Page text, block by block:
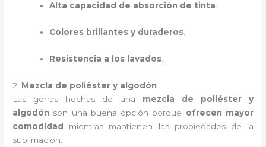
Alta capacidad de absorción de tinta.
Colores brillantes y duraderos.
Resistencia a los lavados.
2. Mezcla de poliéster y algodón
Las gorras hechas de una mezcla de poliéster y
algodón son una buena opción porque ofrecen mayor
comodidad
mientras mantienen las propiedades de la
sublimación.